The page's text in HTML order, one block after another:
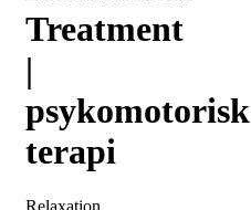
Treatment
|
psykomotorisk
terapi
Relaxation